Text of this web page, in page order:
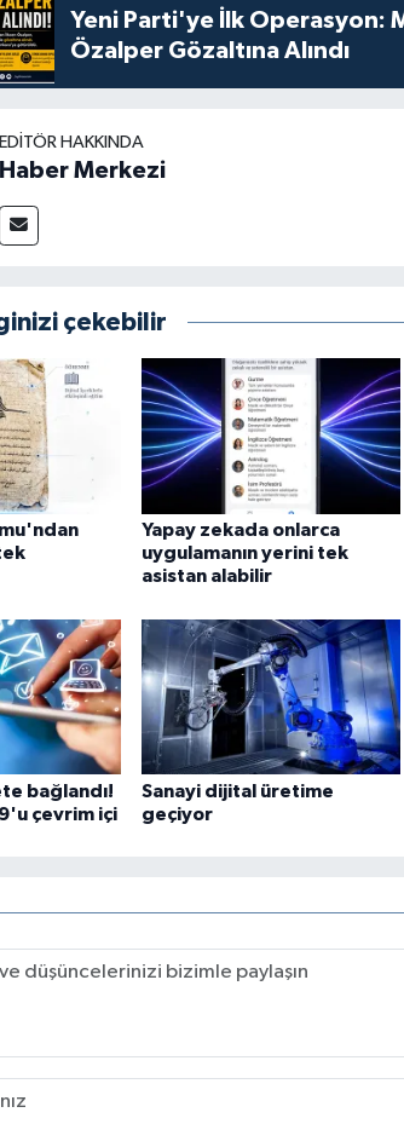
Yeni Parti'ye İlk Operasyon:
Özalper Gözaltına Alındı
EDITÖR HAKKINDA
Haber Merkezi
çekebilir
Yapay zekada onlarca
uygulamanın yerini tek
asistan alabilir
bağlandı!
çevrim içi
Sanayi dijital üretime
geçiyor